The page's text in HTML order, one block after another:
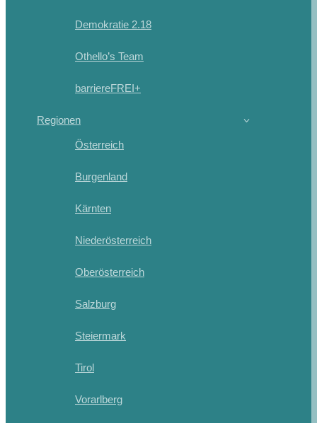
Demokratie 2.18
Othello’s Team
barriereFREI+
Regionen
Österreich
Burgenland
Kärnten
Niederösterreich
Oberösterreich
Salzburg
Steiermark
Tirol
Vorarlberg